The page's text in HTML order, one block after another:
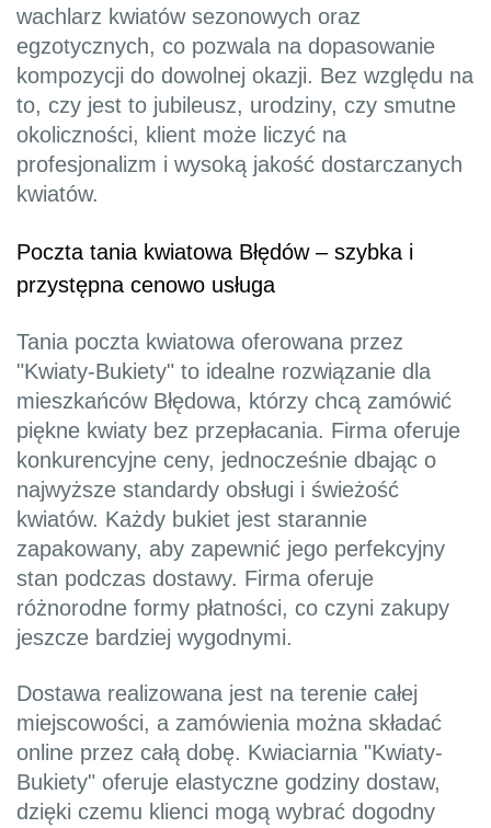
wachlarz kwiatów sezonowych oraz
egzotycznych, co pozwala na dopasowanie
kompozycji do dowolnej okazji. Bez względu na
to, czy jest to jubileusz, urodziny, czy smutne
okoliczności, klient może liczyć na
profesjonalizm i wysoką jakość dostarczanych
kwiatów.
Poczta tania kwiatowa Błędów – szybka i
przystępna cenowo usługa
Tania poczta kwiatowa oferowana przez
"Kwiaty-Bukiety" to idealne rozwiązanie dla
mieszkańców Błędowa, którzy chcą zamówić
piękne kwiaty bez przepłacania. Firma oferuje
konkurencyjne ceny, jednocześnie dbając o
najwyższe standardy obsługi i świeżość
kwiatów. Każdy bukiet jest starannie
zapakowany, aby zapewnić jego perfekcyjny
stan podczas dostawy. Firma oferuje
różnorodne formy płatności, co czyni zakupy
jeszcze bardziej wygodnymi.
Dostawa realizowana jest na terenie całej
miejscowości, a zamówienia można składać
online przez całą dobę. Kwiaciarnia "Kwiaty-
Bukiety" oferuje elastyczne godziny dostaw,
dzięki czemu klienci mogą wybrać dogodny